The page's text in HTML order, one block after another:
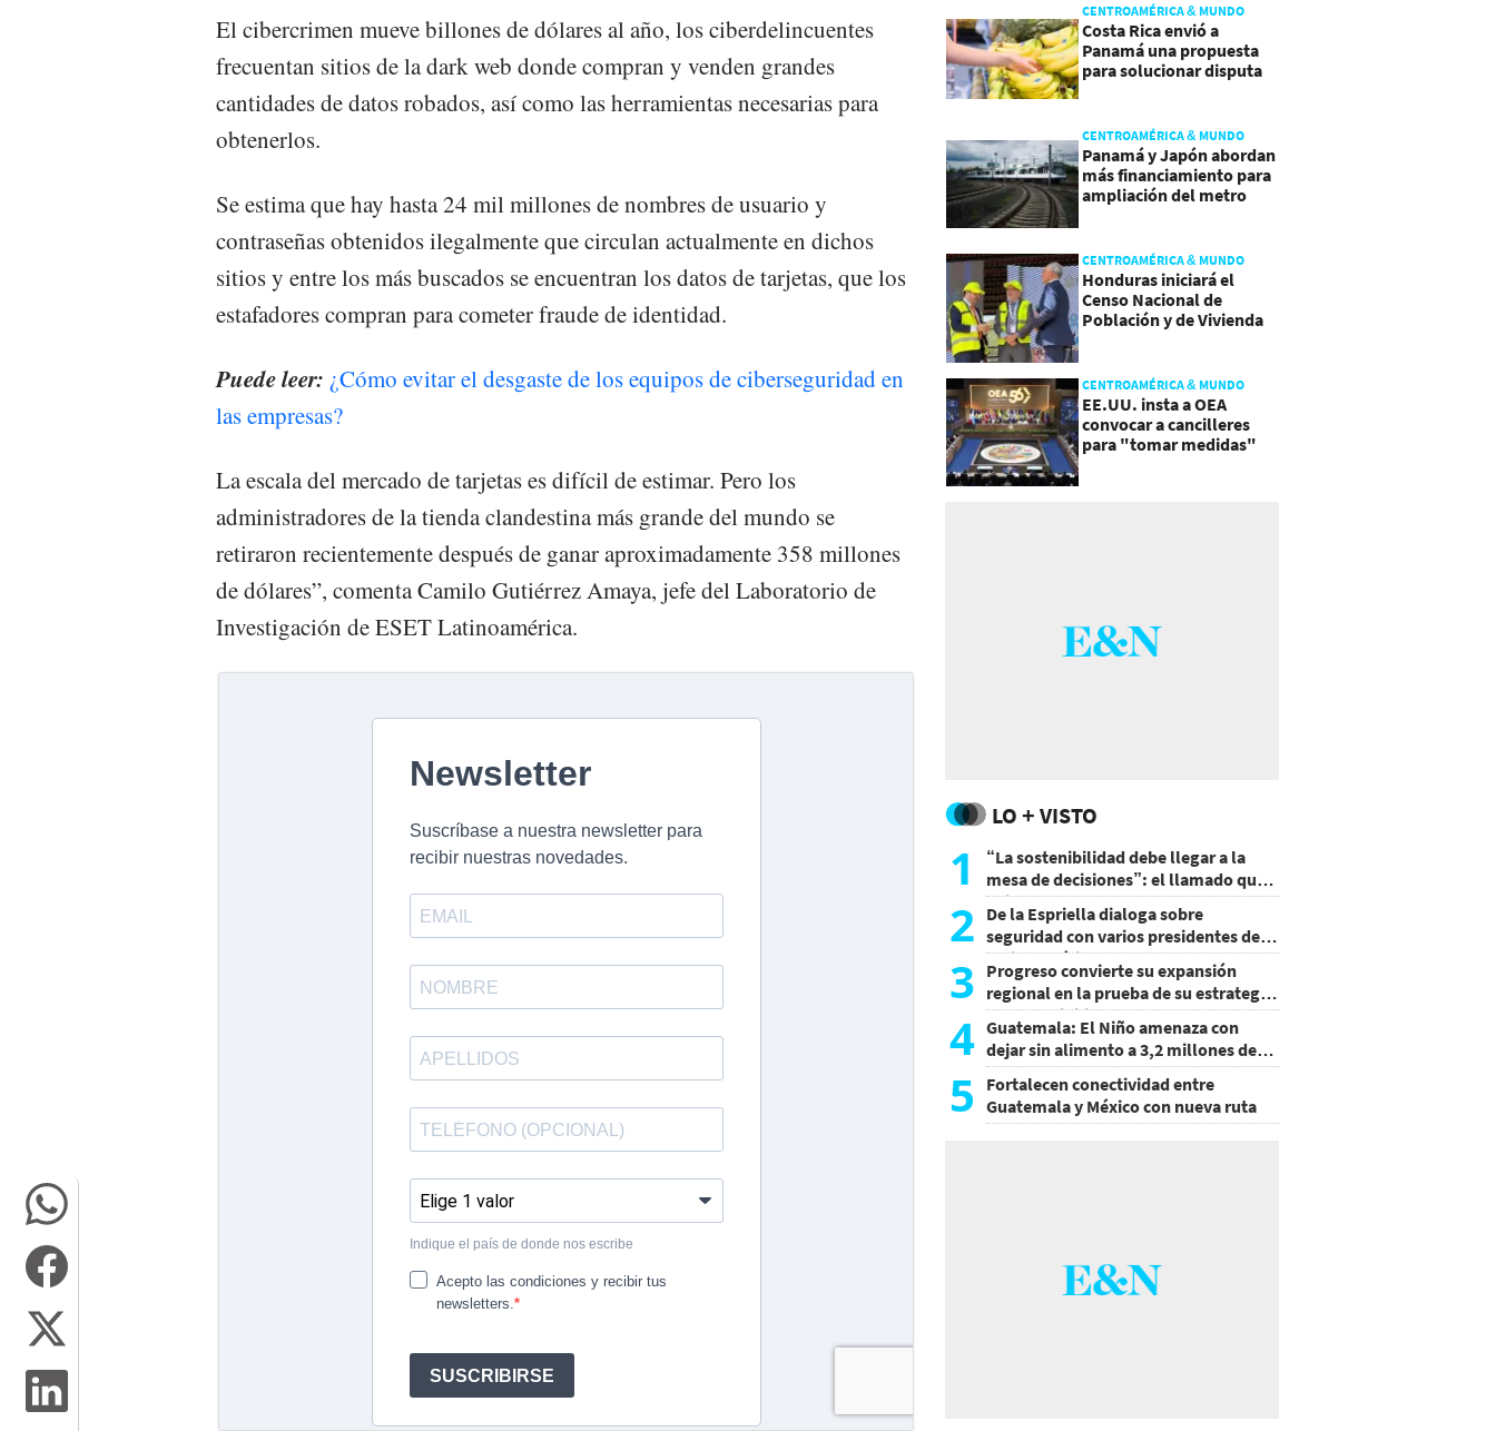
El cibercrimen mueve billones de dólares al año, los ciberdelincuentes
frecuentan sitios de la dark web donde compran y venden grandes
cantidades de datos robados, así como las herramientas necesarias para
obtenerlos.
Se estima que hay hasta 24 mil millones de nombres de usuario y
contraseñas obtenidos ilegalmente que circulan actualmente en dichos
sitios y entre los más buscados se encuentran los datos de tarjetas, que los
estafadores compran para cometer fraude de identidad.
Puede leer: ¿Cómo evitar el desgaste de los equipos de ciberseguridad en
las empresas?
La escala del mercado de tarjetas es difícil de estimar. Pero los
administradores de la tienda clandestina más grande del mundo se
retiraron recientemente después de ganar aproximadamente 358 millones
de dólares”, comenta Camilo Gutiérrez Amaya, jefe del Laboratorio de
Investigación de ESET Latinoamérica.
CENTROAMÉRICA & MUNDO
Costa Rica envió a
Panamá una propuesta
para solucionar disputa
CENTROAMÉRICA & MUNDO
Panamá y Japón abordan
más financiamiento para
ampliación del metro
CENTROAMÉRICA & MUNDO
Honduras iniciará el
Censo Nacional de
Población y de Vivienda
CENTROAMÉRICA & MUNDO
EE.UU. insta a OEA
convocar a cancilleres
para "tomar medidas"
LO + VISTO
1
“La sostenibilidad debe llegar a la
mesa de decisiones”: el llamado que
deja CentraRSE
2 De la Espriella dialoga sobre
seguridad con varios presidentes de
Latinoamérica
3 Progreso convierte su expansión
regional en la prueba de su estrategia
de sostenibilidad
4 Guatemala: El Niño amenaza con
dejar sin alimento a 3,2 millones de
personas
5
Fortalecen conectividad entre
Guatemala y México con nueva ruta